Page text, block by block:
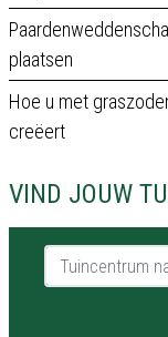
plaatsen
Hoe u met
creëert
VIND JOUW
Tuincentrum